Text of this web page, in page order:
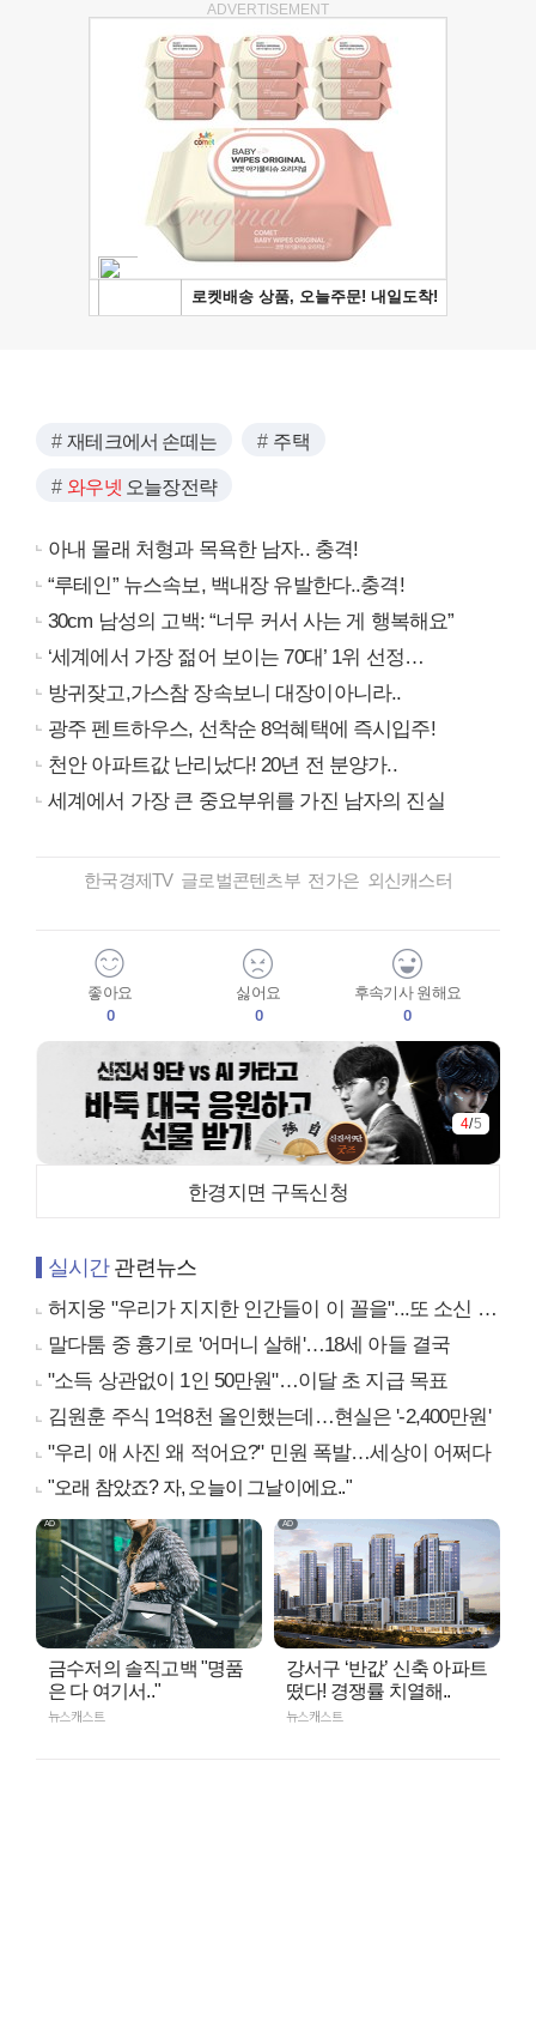
ADVERTISEMENT
재테크에서 손떼는 주택
와우넷 오늘장전략
아내 몰래 처형과 목욕한 남자.. 충격!
“루테인” 뉴스속보, 백내장 유발한다..충격!
30cm 남성의 고백: “너무 커서 사는 게 행복해요”
‘세계에서 가장 젊어 보이는 70대’ 1위 선정…
방귀잦고,가스참 장속보니 대장이아니라..
광주 펜트하우스, 선착순 8억혜택에 즉시입주!
천안 아파트값 난리났다! 20년 전 분양가..
세계에서 가장 큰 중요부위를 가진 남자의 진실
한국경제TV 글로벌콘텐츠부 전가은 외신캐스터
좋아요
0
싫어요
0
후속기사 원해요
0
4/5
한경지면 구독신청
실시간관련뉴스
허지웅 "우리가 지지한 인간들이 이 꼴을"...또 소신 발언
말다툼 중 흉기로 '어머니 살해'…18세 아들 결국
"소득 상관없이 1인 50만원"…이달 초 지급 목표
김원훈 주식 1억8천 올인했는데…현실은 '-2,400만원'
"우리 애 사진 왜 적어요?" 민원 폭발…세상이 어쩌다
"오래 참았죠? 자, 오늘이 그날이에요.."
금수저의 솔직고백 "명품
은 다 여기서.."
뉴스캐스트
강서구 ‘반값’ 신축 아파트
떴다! 경쟁률 치열해..
뉴스캐스트